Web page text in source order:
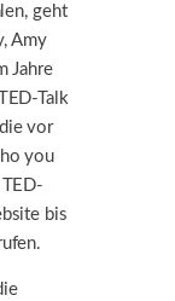
geht
Amy
Jahre
Talk
vor
you
bis